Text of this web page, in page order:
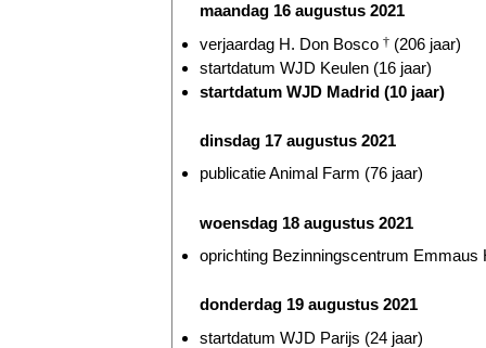
maandag 16 augustus 2021
verjaardag H. Don Bosco † (206 jaar)
startdatum WJD Keulen (16 jaar)
startdatum WJD Madrid (10 jaar)
dinsdag 17 augustus 2021
publicatie Animal Farm (76 jaar)
woensdag 18 augustus 2021
oprichting Bezinningscentrum Emmaus
donderdag 19 augustus 2021
startdatum WJD Parijs (24 jaar)